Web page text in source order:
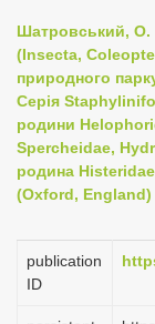
Шатровський, О.
(Insecta,
природного
Серія
родини
Spercheidae,
родина
(Oxford, England)
publication
ID